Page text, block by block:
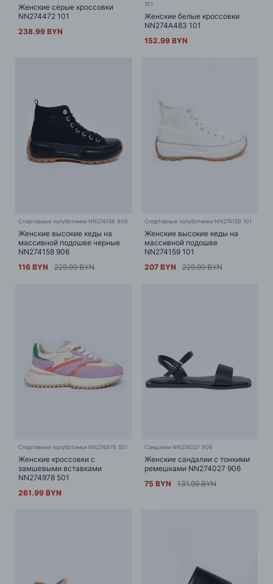
Женские серые кроссовки
NN274472 101
238.99 BYN
101
Женские белые кроссовки
NN274A483 101
152.99 BYN
Cпортивные полуботинки NN274158 906
Женские высокие кеды на
массивной подошве черные
NN274158 906
116 BYN
229.99 BYN
Спортивные полуботинки NN274159 101
Женские высокие кеды на
массивной подошве
NN274159 101
207 BYN
229.99 BYN
Спортивные полуботинки NN274978 501
Женские кроссовки с
замшевыми вставками
NN274978 501
261.99 BYN
Сандалии NN274027 906
Женские сандалии с тонкими
ремешками NN274027 906
75 BYN
131.99 BYN